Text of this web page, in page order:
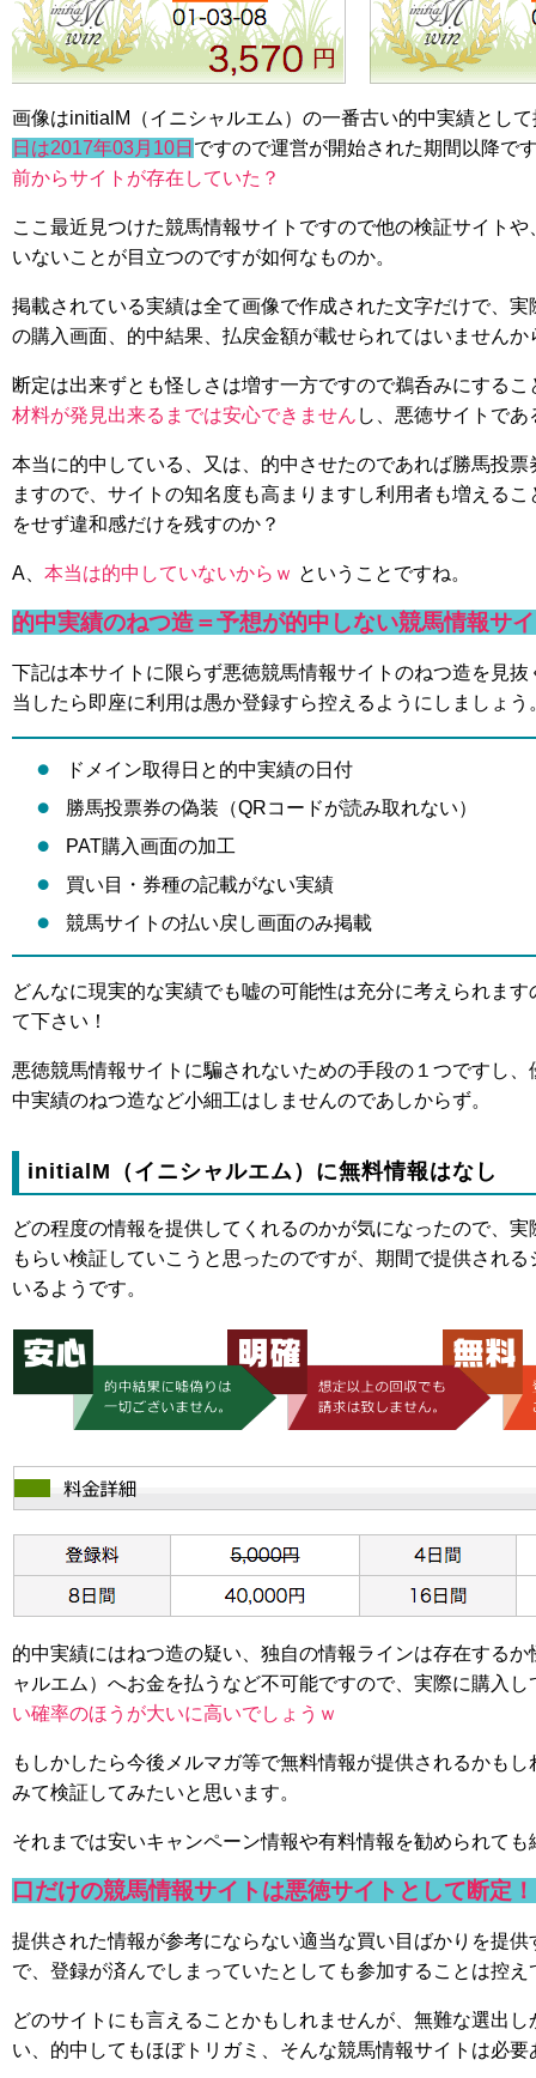
画像はinitialM（イニシャルエム）の一番古い的中実績とし
日は2017年03月10日 ですので運営が開始された期間以降で
前からサイトが存在していた？
ここ最近見つけた競馬情報サイトですので他の検証サイト
いないことが目立つのですが如何なものか。
掲載されている実績は全て画像で作成された文字だけで、
の購入画面、的中結果、払戻金額が載せられてはいませんか
断定は出来ずとも怪しさは増す一方ですので鵜呑みにするこ
材料が発見出来るまでは安心できません し、悪徳サイトで
本当に的中している、又は、的中させたのであれば勝馬投
ますので、サイトの知名度も高まりますし利用者も増える
をせず違和感だけを残すのか？
A、 本当は的中していないからｗ ということですね。
的中実績のねつ造＝予想が的中しない競馬情報サ
下記は本サイトに限らず悪徳競馬情報サイトのねつ造を見
当したら即座に利用は愚か登録すら控えるようにしましょう
ドメイン取得日と的中実績の日付
勝馬投票券の偽装（QRコードが読み取れない）
PAT購入画面の加工
買い目・券種の記載がない実績
競馬サイトの払い戻し画面のみ掲載
どんなに現実的な実績でも嘘の可能性は充分に考えられま
て下さい！
悪徳競馬情報サイトに騙されないための手段の１つですし
中実績のねつ造など小細工はしませんのであしからず。
initialM（イニシャルエム）に無料情報はなし
どの程度の情報を提供してくれるのかが気になったので、
もらい検証していこうと思ったのですが、期間で提供され
いるようです。
的中実績にはねつ造の疑い、独自の情報ラインは存在する
ャルエム）へお金を払うなど不可能ですので、実際に購入
い確率のほうが大いに高いでしょうｗ
もしかしたら今後メルマガ等で無料情報が提供されるかも
みて検証してみたいと思います。
それまでは安いキャンペーン情報や有料情報を勧められて
口だけの競馬情報サイトは悪徳サイトとして断定
提供された情報が参考にならない適当な買い目ばかりを提
で、登録が済んでしまっていたとしても参加することは控え
どのサイトにも言えることかもしれませんが、無難な選出
い、的中してもほぼトリガミ、そんな競馬情報サイトは必要